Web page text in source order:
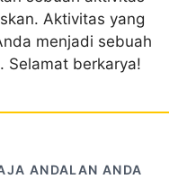
Aktivitas yang
menjadi sebuah
Selamat berkarya!
ANDALAN ANDA